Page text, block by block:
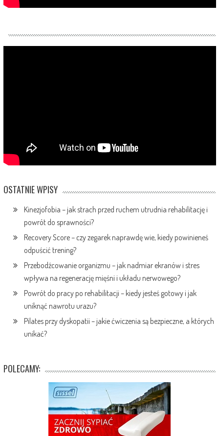
OSTATNIE WPISY
Kinezjofobia – jak strach przed ruchem utrudnia rehabilitację i
powrót do sprawności?
Recovery Score – czy zegarek naprawdę wie, kiedy powinieneś
odpuścić trening?
Przebodźcowanie organizmu – jak nadmiar ekranów i stres
wpływa na regenerację mięśni i układu nerwowego?
Powrót do pracy po rehabilitacji – kiedy jesteś gotowy i jak
uniknąć nawrotu urazu?
Pilates przy dyskopatii – jakie ćwiczenia są bezpieczne, a których
unikać?
POLECAMY: